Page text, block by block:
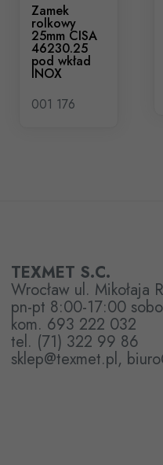
Zamek
rolkowy
25mm CISA
46230.25
pod wkład
INOX
001 176
TEXMET S.C.
Wrocław ul. Mikołaja
pn-pt 8:00-17:00
kom. 693 222 032
tel. (71) 322 99 86
sklep@texmet.pl,